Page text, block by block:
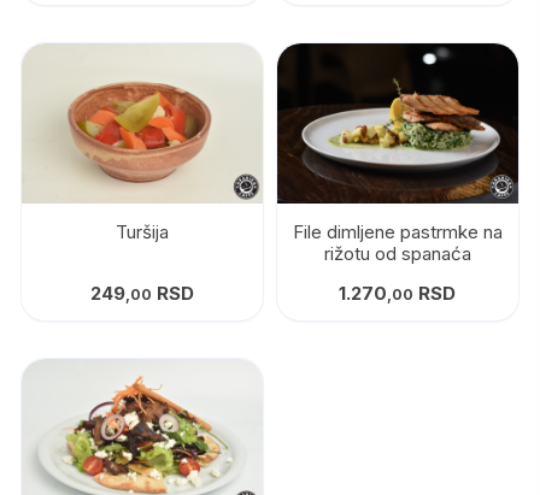
Turšija
249,00 RSD
File dimljene pastrmke na
rižotu od spanaća
1.270,00 RSD